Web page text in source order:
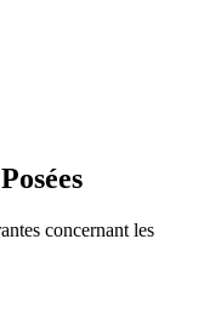
concernant les